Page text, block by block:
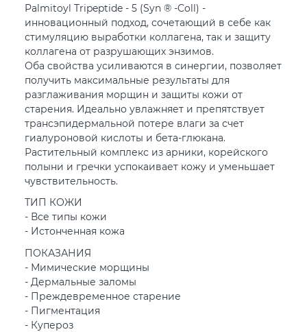
Palmitoyl Tripeptide - 5 (Syn ® -Coll) -
инновационный подход, сочетающий в себе как
стимуляцию выработки коллагена, так и защиту
коллагена от разрушающих энзимов.
Оба свойства усиливаются в синергии, позволяет
получить максимальные результаты для
разглаживания морщин и защиты кожи от
старения. Идеально увлажняет и препятствует
трансэпидермальной потере влаги за счет
гиалуроновой кислоты и бета-глюкана.
Растительный комплекс из арники, корейского
полыни и гречки успокаивает кожу и уменьшает
чувствительность.
ТИП КОЖИ
- Все типы кожи
- Истонченная кожа
ПОКАЗАНИЯ
- Мимические морщины
- Дермальные заломы
- Преждевременное старение
- Пигментация
- Купероз